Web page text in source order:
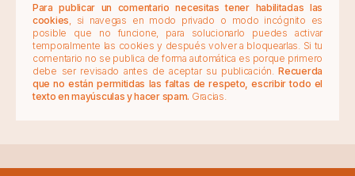
Para publicar un comentario necesitas tener habilitadas las
cookies , si navegas en modo privado o modo incógnito es
posible que no funcione, para solucionarlo puedes activar
temporalmente las cookies y después volver a bloquearlas. Si tu
comentario no se publica de forma automática es porque primero
debe ser revisado antes de aceptar su publicación.Recuerda
que no están permitidas las faltas de respeto, escribir todo el
texto en mayúsculas y hacer spam. Gracias.